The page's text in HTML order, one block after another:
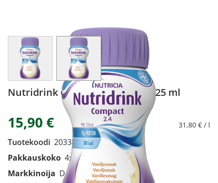
View larger imageView larger image
Nutridrink Compact vanilja 4x125 ml
15,90 € 31,80 € / l
Tuotekoodi 2033868
Pakkauskoko 4x125 ml
Markkinoija Danone Oy